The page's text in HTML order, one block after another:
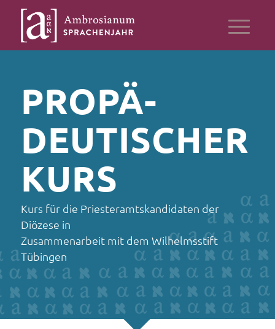
PROPÄ­
DEUTISCHER
KURS
Kurs für die Priesteramtskandidaten der
Diözese in
Zusammenarbeit mit dem Wilhelmsstift
Tübingen